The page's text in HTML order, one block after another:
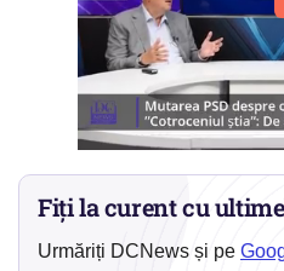
Fiți la curent cu
Urmăriți DCNews și pe